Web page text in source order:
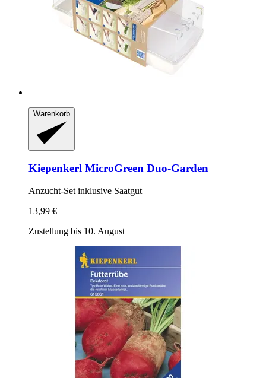
Warenkorb
Kiepenkerl MicroGreen Duo-​Garden
Anzucht-​Set inklusive Saatgut
13,99 €
Zustellung bis 10. August